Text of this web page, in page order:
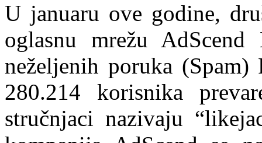
U januaru ove godine,
oglasnu mrežu
neželjenih poruka (Spam)
280.214 korisnika
stručnjaci nazivaju